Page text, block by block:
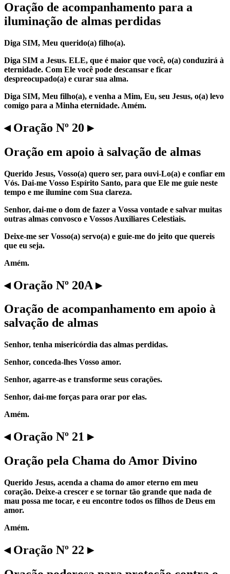
Oração de acompanhamento para a
iluminação de almas perdidas
Diga SIM, Meu querido(a) filho(a).
Diga SIM a Jesus. ELE, que é maior que você, o(a) conduzirá à
eternidade. Com Ele você pode descansar e ficar
despreocupado(a) e curar sua alma.
Diga SIM, Meu filho(a), e venha a Mim, Eu, seu Jesus, o(a) levo
comigo para a Minha eternidade. Amém.
◂ Oração Nº 20 ▸
Oração em apoio à salvação de almas
Querido Jesus, Vosso(a) quero ser, para ouvi-Lo(a) e confiar em
Vós. Dai-me Vosso Espírito Santo, para que Ele me guie neste
tempo e me ilumine com Sua clareza.
Senhor, dai-me o dom de fazer a Vossa vontade e salvar muitas
outras almas convosco e Vossos Auxiliares Celestiais.
Deixe-me ser Vosso(a) servo(a) e guie-me do jeito que quereis
que eu seja.
Amém.
◂ Oração Nº 20A ▸
Oração de acompanhamento em apoio à
salvação de almas
Senhor, tenha misericórdia das almas perdidas.
Senhor, conceda-lhes Vosso amor.
Senhor, agarre-as e transforme seus corações.
Senhor, dai-me forças para orar por elas.
Amém.
◂ Oração Nº 21 ▸
Oração pela Chama do Amor Divino
Querido Jesus, acenda a chama do amor eterno em meu
coração. Deixe-a crescer e se tornar tão grande que nada de
mau possa me tocar, e eu encontre todos os filhos de Deus em
amor.
Amém.
◂ Oração Nº 22 ▸